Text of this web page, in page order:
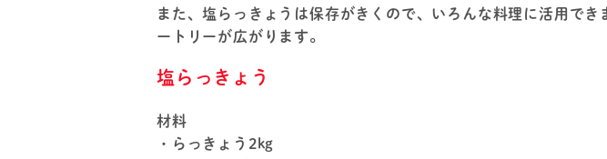
また、塩らっきょうは保存がきくので、いろんな料理に活用で
ートリーが広がります。
塩らっきょう
材料
・らっきょう2kg